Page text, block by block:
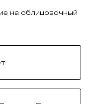
на облицовочный